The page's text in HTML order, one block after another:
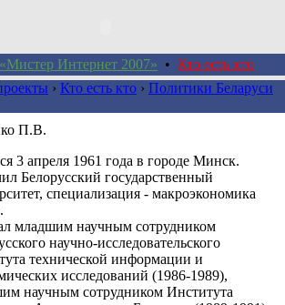
«Мистер Интернет 2007» • Кто есть кто
› Кто есть кто › Политики Беларуси
П.В.
3 апреля 1961 года в городе Минск.
Белорусский государственный
специализация - макроэкономика
младшим научным сотрудником
научно-исследовательского
технической информации и
исследований (1986-1989),
научным сотрудником Института